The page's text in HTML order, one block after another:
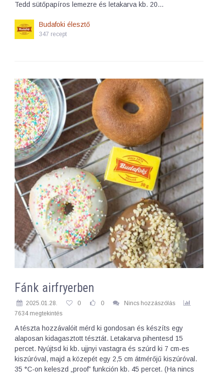
Tedd sütőpapíros lemezre és letakarva kb. 20…
Budafoki élesztő
347 recept
Fánk airfryerben
2025.01.28. 0 0
Nincs hozzászólás
7634 megtekintés
A tészta hozzávalóit mérd ki gondosan és készíts egy
alaposan kidagasztott tésztát. Letakarva pihentesd 15
percet. Nyújtsd ki kb. ujjnyi vastagra és szúrd ki 7 cm-es
kiszúróval, majd a közepét egy 2,5 cm átmérőjű kiszúróval.
35 °C-on keleszd „proof” funkción kb. 45 percet. (Ha nincs